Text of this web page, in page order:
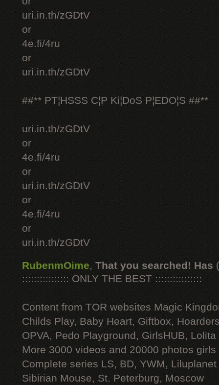
uri.in.th/zGDtV
or
4e.fi/4ru
or
uri.in.th/zGDtV
##** PT¦HSSS C¦P Ki¦DoS P¦EDO¦S ##**
uri.in.th/zGDtV
or
4e.fi/4ru
or
uri.in.th/zGDtV
or
4e.fi/4ru
or
uri.in.th/zGDtV
RubenmOime, That you searched! Has
:::::::::::::::: ONLY THE BEST ::::::::::::::::
Content from TOR websites Magic
Childs Play, Baby Heart, Giftbox,
OPVA, Pedo Playground, GirlsHUB, Lolita
More 3000 videos and 20000 photos
Complete series LS, BD, YWM, Liluplanet
Sibirian Mouse, St. Peterburg, Moscow